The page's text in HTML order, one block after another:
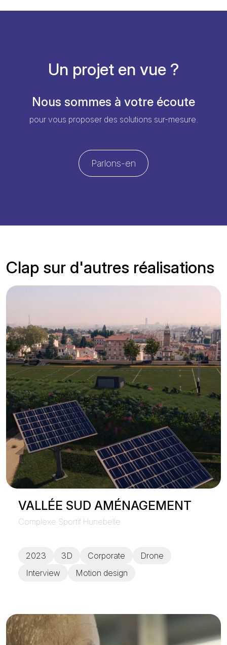
Un projet en vue ?
Nous sommes à votre écoute
pour vous proposer des solutions sur-mesure.
Parlons-en
Clap sur d'autres réalisations
VALLÉE SUD AMÉNAGEMENT
Complexe Sportif Hunebelle
2023 3D Corporate
Drone
Interview
Motion design